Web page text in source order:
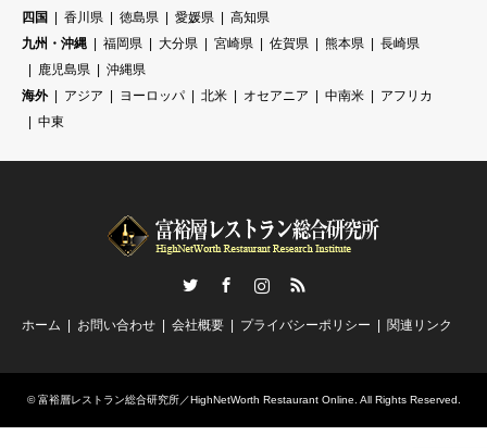
四国
香川県 徳島県 愛媛県
高知県
九州・沖縄
福岡県 大分県 宮崎県 佐賀県 熊本県
長崎県
鹿児島県
沖縄県
海外
アジア ヨーロッパ 北米 オセアニア 中南米
アフリカ
中東
RSS
ホーム お問い合わせ 会社概要 プライバシーポリシー 関連リンク
©富裕層レストラン総合研究所／HighNetWorth Restaurant Online . All Rights Reserved.